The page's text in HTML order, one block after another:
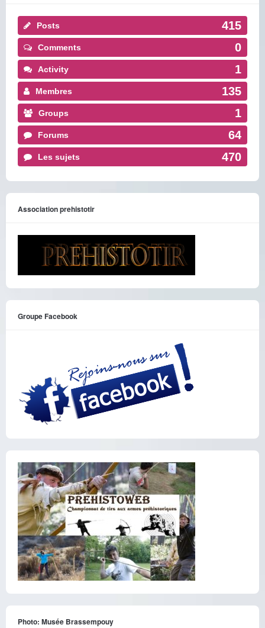
Posts 415
Comments 0
Activity 1
Membres 135
Groups 1
Forums 64
Les sujets 470
Association prehistotir
Groupe Facebook
Photo: Musée Brassempouy